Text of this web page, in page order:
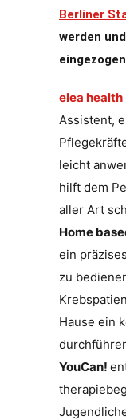
Berliner
werden
elea health
Assistent,
leicht
hilft dem
aller Art
Home
ein
zu
Hause ein
YouCan!